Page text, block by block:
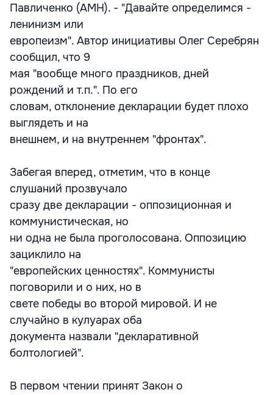
Павличенко (АМН). - "Давайте определимся -
ленинизм или
европеизм". Автор инициативы Олег Серебрян
сообщил, что 9
мая "вообще много праздников, дней
рождений и т.п.". По его
словам, отклонение декларации будет плохо
выглядеть и на
внешнем, и на внутреннем "фронтах".
Забегая вперед, отметим, что в конце
слушаний прозвучало
сразу две декларации - оппозиционная и
коммунистическая, но
ни одна не была проголосована. Оппозицию
зациклило на
"европейских ценностях". Коммунисты
поговорили и о них, но в
свете победы во второй мировой. И не
случайно в кулуарах оба
документа назвали "декларативной
болтологией".
В первом чтении принят Закон о